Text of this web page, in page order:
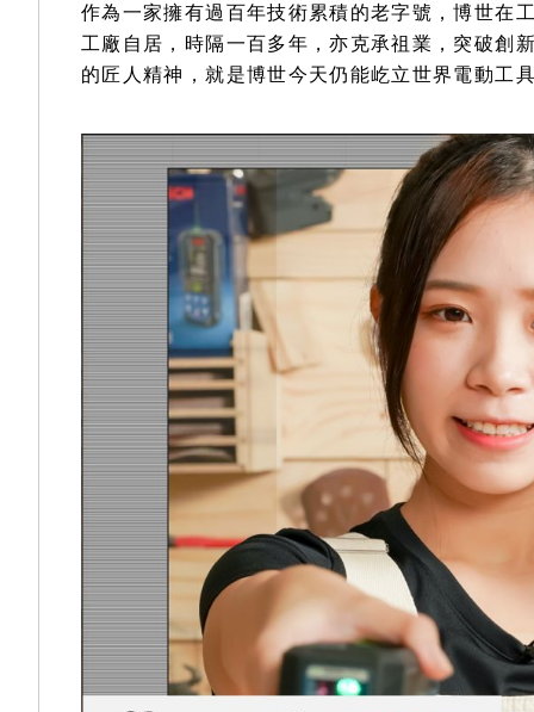
作為一家擁有過百年技術累積的老字號，博世在
工廠自居，時隔一百多年，亦克承祖業，突破創
的匠人精神，就是博世今天仍能屹立世界電動工